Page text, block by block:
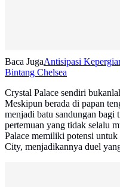
Baca JugaAntisipasi
Bintang Chelsea
Crystal Palace sendiri
Meskipun berada di papan
menjadi batu sandungan bagi
pertemuan yang tidak selalu
Palace memiliki potensi
City, menjadikannya duel